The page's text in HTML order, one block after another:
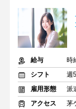
給与
時
シフト
週
雇用形態
派
アクセス
茅